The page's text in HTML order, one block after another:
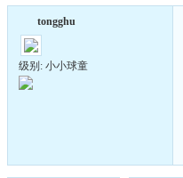
tongghu
级别: 小小球童